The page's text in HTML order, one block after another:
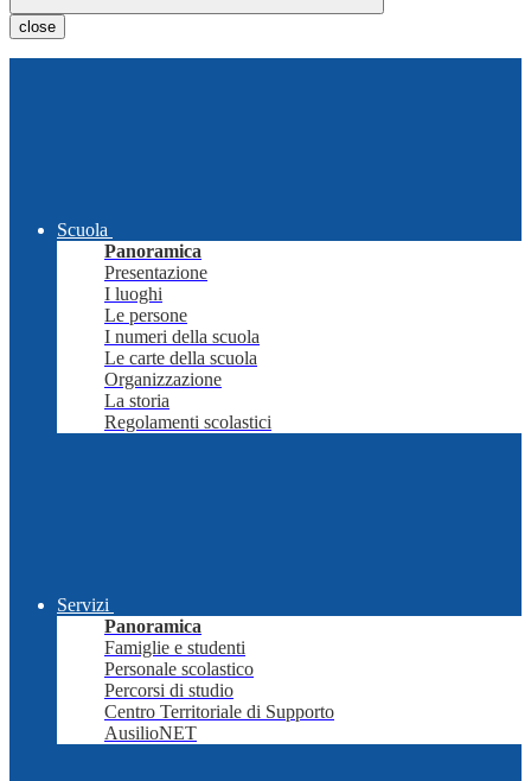
close
Scuola
Panoramica
Presentazione
I luoghi
Le persone
I numeri della scuola
Le carte della scuola
Organizzazione
La storia
Regolamenti scolastici
Servizi
Panoramica
Famiglie e studenti
Personale scolastico
Percorsi di studio
Centro Territoriale di Supporto
AusilioNET